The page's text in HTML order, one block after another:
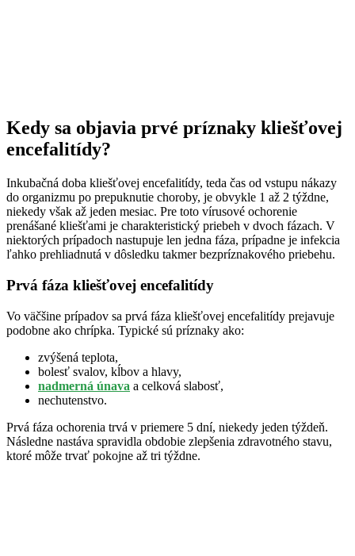
Kedy sa objavia prvé príznaky kliešťovej
encefalitídy?
Inkubačná doba kliešťovej encefalitídy, teda čas od vstupu nákazy
do organizmu po prepuknutie choroby, je obvykle 1 až 2 týždne,
niekedy však až jeden mesiac. Pre toto vírusové ochorenie
prenášané kliešťami je charakteristický priebeh v dvoch fázach. V
niektorých prípadoch nastupuje len jedna fáza, prípadne je infekcia
ľahko prehliadnutá v dôsledku takmer bezpríznakového priebehu.
Prvá fáza kliešťovej encefalitídy
Vo väčšine prípadov sa prvá fáza kliešťovej encefalitídy prejavuje
podobne ako chrípka. Typické sú príznaky ako:
zvýšená teplota,
bolesť svalov, kĺbov a hlavy,
nadmerná únava a celková slabosť,
nechutenstvo.
Prvá fáza ochorenia trvá v priemere 5 dní, niekedy jeden týždeň.
Následne nastáva spravidla obdobie zlepšenia zdravotného stavu,
ktoré môže trvať pokojne až tri týždne.